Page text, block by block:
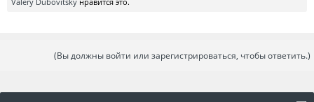
(Вы должны войти или зарегистрироваться, чтобы ответить.)